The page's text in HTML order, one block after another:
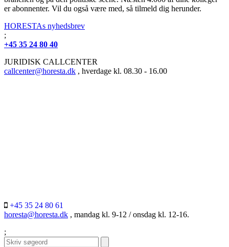
er abonnenter. Vil du også være med, så tilmeld dig herunder.
HORESTAs nyhedsbrev
;
+45 35 24 80 40
JURIDISK CALLCENTER
callcenter@horesta.dk , hverdage kl. 08.30 - 16.00
+45 35 24 80 61
horesta@horesta.dk , mandag kl. 9-12 / onsdag kl. 12-16.
;